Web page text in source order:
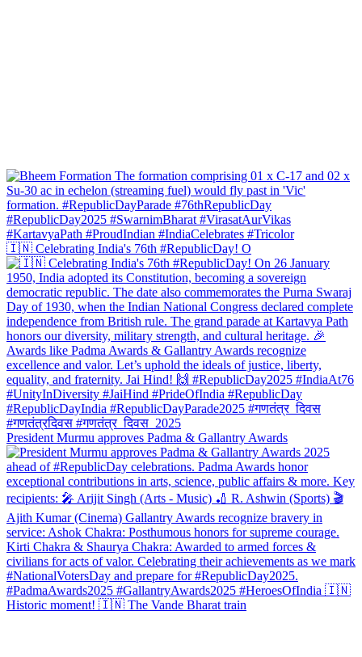
🇮🇳 Celebrating India's 76th #RepublicDay! O
President Murmu approves Padma & Gallantry Awards
Historic moment! 🇮🇳 The Vande Bharat train